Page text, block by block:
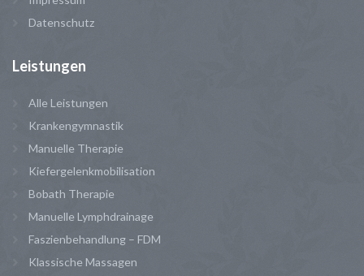
Datenschutz
Leistungen
Alle Leistungen
Krankengymnastik
Manuelle Therapie
Kiefergelenkmobilisation
Bobath Therapie
Manuelle Lymphdrainage
Faszienbehandlung – FDM
Klassische Massagen